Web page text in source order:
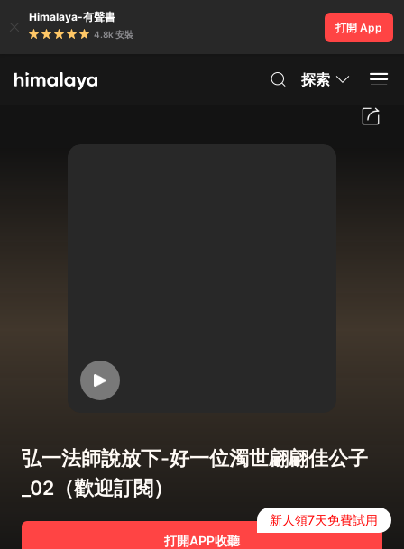
Himalaya-有聲書
4.8k 安裝
打開 App
探索
弘一法師說放下-好一位濁世翩翩佳公子
_02（歡迎訂閱）
打開APP收聽
新人領7天免費試用